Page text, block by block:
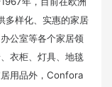
样化、实惠的家居
公室等各个家居领
衣柜、灯具、地毯
用品外，Confora